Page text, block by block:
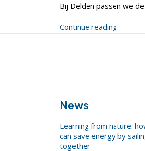
Bij Delden passen we
Continue reading"Sluis
Delden"
News
Learning from nature:
can save energy by
together